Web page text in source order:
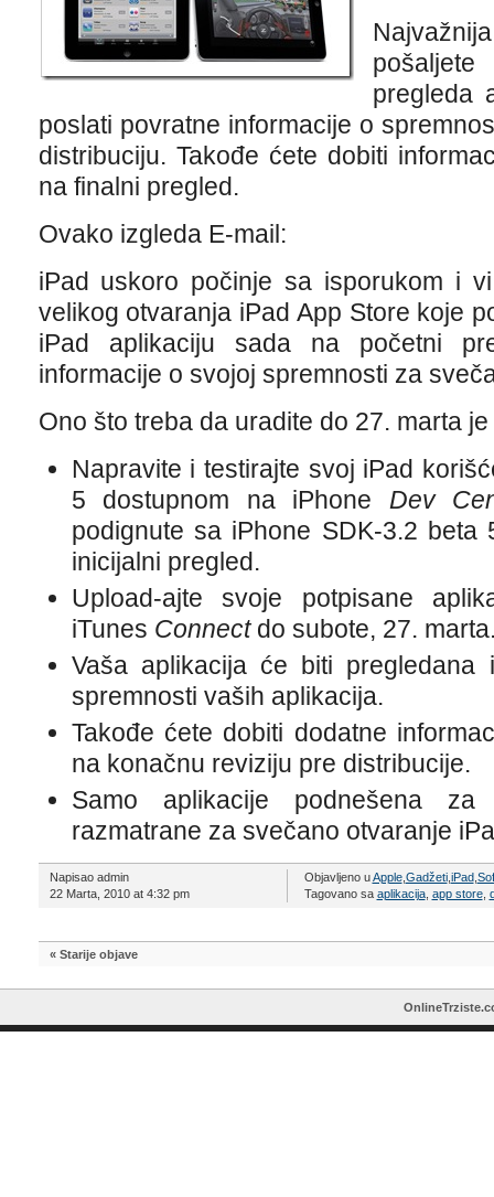
pregleda
poslati povratne informacije o
distribuciju. Takođe ćete dobiti
na finalni pregled.
Ovako izgleda E-mail:
iPad uskoro počinje sa isporukom i
velikog otvaranja iPad App Store koje
iPad aplikaciju sada na početni
informacije o svojoj spremnosti za
Ono što treba da uradite do 27. marta
Napravite i testirajte svoj iPad
5 dostupnom na iPhone Dev
podignute sa iPhone SDK-3.2
inicijalni pregled.
Upload-ajte svoje potpisane
iTunes Connectdo subote, 27.
Vaša aplikacija će biti
spremnosti vaših aplikacija.
Takođe ćete dobiti dodatne
na konačnu reviziju pre distribucije.
Samo aplikacije podnešena
razmatrane za svečano otvaranje
Napisao admin
22 Marta, 2010 at 4:32 pm
Objavljeno uApple, Gadžeti, iPad,
Tagovano sa aplikacija, app store,
« Starije objave